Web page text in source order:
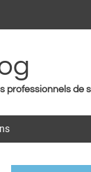
professionnels de